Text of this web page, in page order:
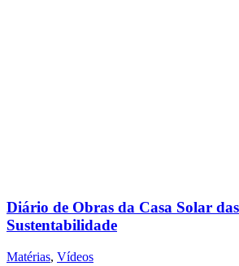
Diário de Obras da Casa Solar
Sustentabilidade
Matérias, Vídeos